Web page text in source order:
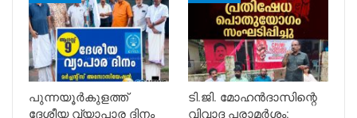
പുന്നയൂർകുളത്ത്
ദേശീയ വ്യാപാര ദിനം
ടി.ജി. മോഹൻദാസിന്റെ
വിവാദ പരാമർശം: